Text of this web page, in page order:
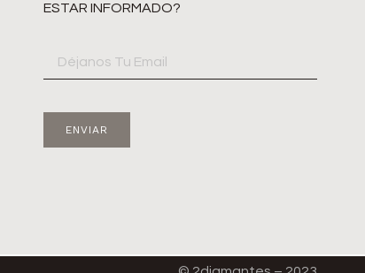
ESTAR INFORMADO?
ENVIAR